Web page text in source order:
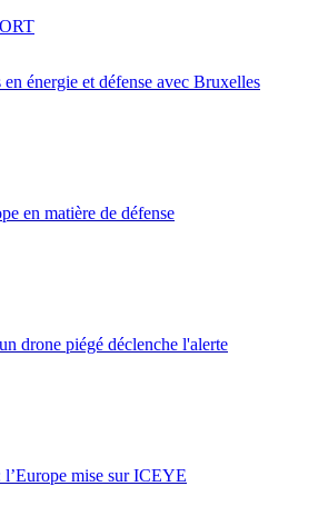
énergie et défense avec Bruxelles
en matière de défense
drone piégé déclenche l'alerte
l’Europe mise sur ICEYE